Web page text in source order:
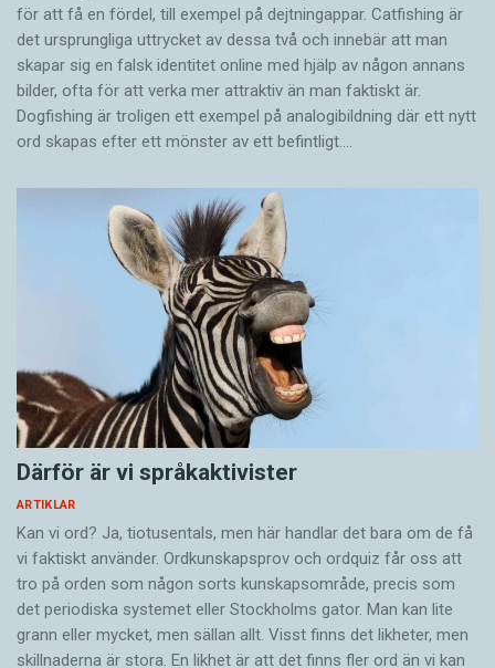
för att få en fördel, till exempel på dejtningappar. Catfishing är
det ursprungliga uttrycket av dessa två och innebär att man
skapar sig en falsk identitet online med hjälp av någon annans
bilder, ofta för att verka mer attraktiv än man faktiskt är.
Dogfishing är troligen ett exempel på analogibildning där ett nytt
ord skapas efter ett mönster av ett befintligt.…
Därför är vi språkaktivister
ARTIKLAR
Kan vi ord? Ja, tiotusentals, men här handlar det bara om de få
vi faktiskt använder. Ordkunskapsprov och ordquiz får oss att
tro på orden som någon sorts kunskapsområde, precis som
det periodiska systemet eller Stockholms gator. Man kan lite
grann eller mycket, men sällan allt. Visst finns det likheter, men
skillnaderna är stora. En likhet är att det finns fler ord än vi kan